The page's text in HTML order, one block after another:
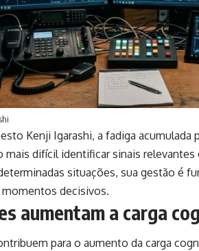
Kenji Igarashi, a fadiga
difícil identificar sinais relevantes
situações, sua gestão é
decisivos.
aumentam a carga
para o aumento da carga